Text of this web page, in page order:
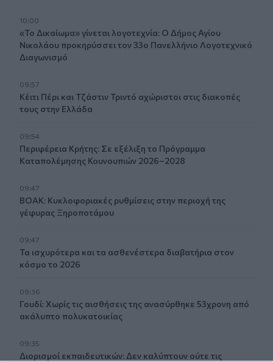
10:00
«Το Δικαίωμα» γίνεται λογοτεχνία: Ο Δήμος Αγίου
Νικολάου προκηρύσσει τον 33ο Πανελλήνιο Λογοτεχνικό
Διαγωνισμό
09:57
Κέιτι Πέρι και Τζάστιν Τριντό αχώριστοι στις διακοπές
τους στην Ελλάδα
09:54
Περιφέρεια Κρήτης: Σε εξέλιξη το Πρόγραμμα
Καταπολέμησης Κουνουπιών 2026–2028
09:47
ΒΟΑΚ: Κυκλοφοριακές ρυθμίσεις στην περιοχή της
γέφυρας Ξηροποτάμου
09:47
Τα ισχυρότερα και τα ασθενέστερα διαβατήρια στον
κόσμο το 2026
09:36
Γουδί: Χωρίς τις αισθήσεις της ανασύρθηκε 53χρονη από
ακάλυπτο πολυκατοικίας
09:35
Διορισμοί εκπαιδευτικών: Δεν καλύπτουν ούτε τις